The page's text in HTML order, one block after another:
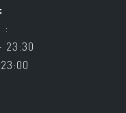
:
23:30